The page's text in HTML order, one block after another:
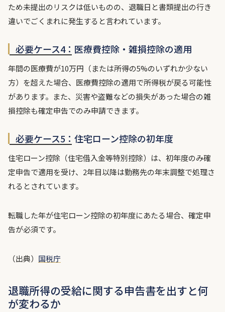
ため未提出のリスクは低いものの、退職日と書類提出の行き
違いでごくまれに発生すると言われています。
必要ケース4：医療費控除・雑損控除の適用
年間の医療費が10万円（または所得の5%のいずれか少ない
方）を超えた場合、医療費控除の適用で所得税が戻る可能性
があります。また、災害や盗難などの損失があった場合の雑
損控除も確定申告でのみ申請できます。
必要ケース5：住宅ローン控除の初年度
住宅ローン控除（住宅借入金等特別控除）は、初年度のみ確
定申告で適用を受け、2年目以降は勤務先の年末調整で処理さ
れるとされています。
転職した年が住宅ローン控除の初年度にあたる場合、確定申
告が必須です。
（出典） 国税庁
退職所得の受給に関する申告書を出すと何
が変わるか